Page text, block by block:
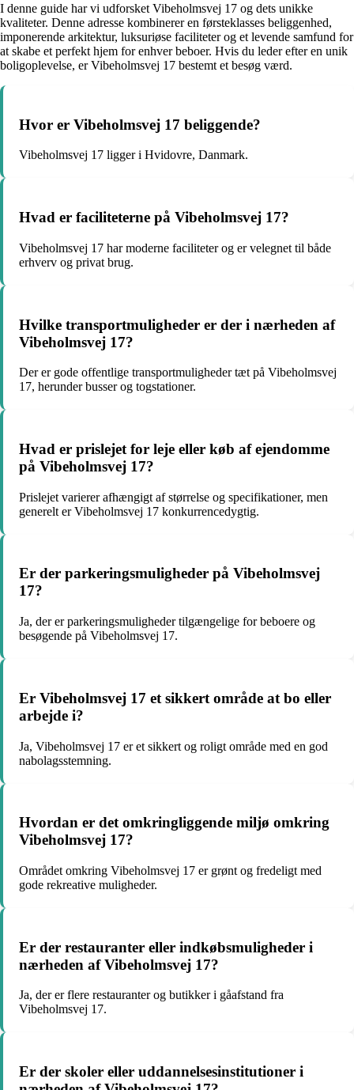
I denne guide har vi udforsket Vibeholmsvej 17 og dets unikke
kvaliteter. Denne adresse kombinerer en førsteklasses beliggenhed,
imponerende arkitektur, luksuriøse faciliteter og et levende samfund for
at skabe et perfekt hjem for enhver beboer. Hvis du leder efter en unik
boligoplevelse, er Vibeholmsvej 17 bestemt et besøg værd.
Hvor er Vibeholmsvej 17 beliggende?
Vibeholmsvej 17 ligger i Hvidovre, Danmark.
Hvad er faciliteterne på Vibeholmsvej 17?
Vibeholmsvej 17 har moderne faciliteter og er velegnet til både
erhverv og privat brug.
Hvilke transportmuligheder er der i nærheden af
Vibeholmsvej 17?
Der er gode offentlige transportmuligheder tæt på Vibeholmsvej
17, herunder busser og togstationer.
Hvad er prislejet for leje eller køb af ejendomme
på Vibeholmsvej 17?
Prislejet varierer afhængigt af størrelse og specifikationer, men
generelt er Vibeholmsvej 17 konkurrencedygtig.
Er der parkeringsmuligheder på Vibeholmsvej
17?
Ja, der er parkeringsmuligheder tilgængelige for beboere og
besøgende på Vibeholmsvej 17.
Er Vibeholmsvej 17 et sikkert område at bo eller
arbejde i?
Ja, Vibeholmsvej 17 er et sikkert og roligt område med en god
nabolagsstemning.
Hvordan er det omkringliggende miljø omkring
Vibeholmsvej 17?
Området omkring Vibeholmsvej 17 er grønt og fredeligt med
gode rekreative muligheder.
Er der restauranter eller indkøbsmuligheder i
nærheden af Vibeholmsvej 17?
Ja, der er flere restauranter og butikker i gåafstand fra
Vibeholmsvej 17.
Er der skoler eller uddannelsesinstitutioner i